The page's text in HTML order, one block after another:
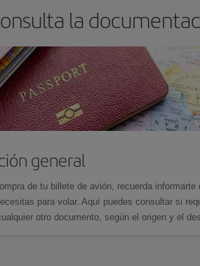
la
general
de tu billete de avión, recuerda informarte
para volar. Aquí puedes consultar si
otro documento, según el origen y el